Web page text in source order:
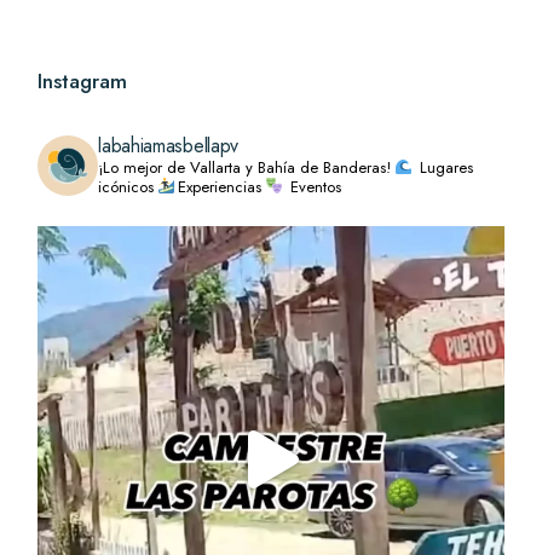
Instagram
labahiamasbellapv
¡Lo mejor de Vallarta y Bahía de Banderas!
Lugares
icónicos
Experiencias Eventos